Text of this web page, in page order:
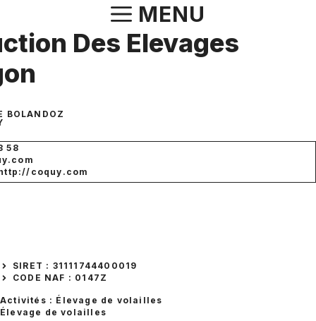
contenu
MENU
Des Elevages
BOLANDOZ
58
coquy.com
SIRET : 31111744400019
CODE NAF : 0147Z
Activités : Élevage de volailles
Élevage de volailles